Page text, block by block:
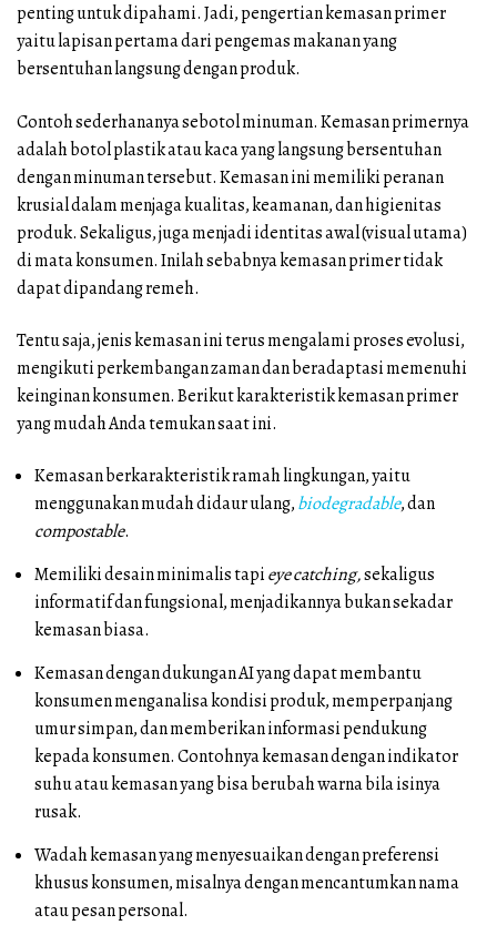
penting untuk dipahami. Jadi, pengertian kemasan primer
yaitu lapisan pertama dari pengemas makanan yang
bersentuhan langsung dengan produk.
Contoh sederhananya sebotol minuman. Kemasan primernya
adalah botol plastik atau kaca yang langsung bersentuhan
dengan minuman tersebut. Kemasan ini memiliki peranan
krusial dalam menjaga kualitas, keamanan, dan higienitas
produk. Sekaligus, juga menjadi identitas awal (visual utama)
di mata konsumen. Inilah sebabnya kemasan primer tidak
dapat dipandang remeh.
Tentu saja, jenis kemasan ini terus mengalami proses evolusi,
mengikuti perkembangan zaman dan beradaptasi memenuhi
keinginan konsumen. Berikut karakteristik kemasan primer
yang mudah Anda temukan saat ini.
Kemasan berkarakteristik ramah lingkungan, yaitu
menggunakan mudah didaur ulang,biodegradable, dan
compostable.
Memiliki desain minimalis tapieye catching,sekaligus
informatif dan fungsional, menjadikannya bukan sekadar
kemasan biasa.
Kemasan dengan dukungan AI yang dapat membantu
konsumen menganalisa kondisi produk, memperpanjang
umur simpan, dan memberikan informasi pendukung
kepada konsumen. Contohnya kemasan dengan indikator
suhu atau kemasan yang bisa berubah warna bila isinya
rusak.
Wadah kemasan yang menyesuaikan dengan preferensi
khusus konsumen, misalnya dengan mencantumkan nama
atau pesan personal.